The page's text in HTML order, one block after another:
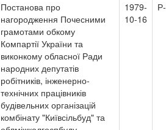
Постанова про
нагородження Почесними
грамотами обкому
Компартії України та
виконкому обласної Ради
народних депутатів
робітників, інженерно-
технічних працівників
будівельних організацій
комбінату "Київсільбуд" та
1979-
10-16